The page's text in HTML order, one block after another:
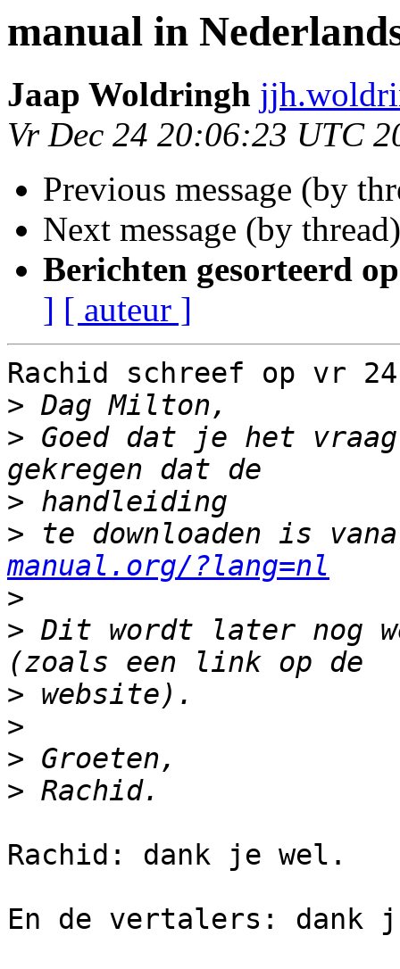
manual in
Jaap Woldringh
Vr Dec 24 20:06:23 UTC
Previous message (by
Next message (by
Berichten gesorteerd
] [ auteur ]
Rachid schreef op vr
>
> Goed dat je het
>
> te downloaden is
manual.org/?lang=nl
>
> Dit wordt later nog
>
>
>
>
Rachid: dank je wel.
En de vertalers: